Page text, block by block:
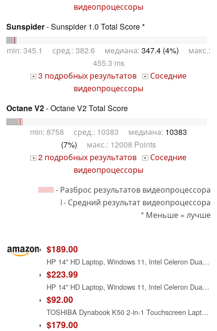
видеопроцессоры
Sunspider- Sunspider 1.0 Total Score *
min: 345.1 сред.: 382.6 медиана: 347.4 (4%) макс.:
455.3 ms
+ 3 подробных результатов + Соседние
видеопроцессоры
Octane V2- Octane V2 Total Score
min: 8758 сред.: 10383 медиана: 10383
(7%) макс.: 12008 Points
+ 2 подробных результатов + Соседние
видеопроцессоры
- Разброс результатов видеопроцессора
- Средний результат видеопроцессора
* Меньше = лучше
$189.00
HP 14" HD Laptop, Windows 11, Intel Celeron Dual-Core Processor Up to 2.60GHz, 4GB RAM, 64GB SSD, Webcam(Renewed)
$223.99
HP 14" HD Laptop, Windows 11, Intel Celeron Dual-Core Processor Up to 2.60GHz, 4GB RAM, 64GB SSD, Webcam, Dale Pink (Renewed)
$92.00
TOSHIBA Dynabook K50 2-in-1 Touchscreen Laptop, 10.1" Tablet, Intel Celeron N4020, 4GB RAM, 64GB SSD, 2 Camera, Type-C, Japanese Keyboard, Windows 11 Pro (Renewed)
$179.00